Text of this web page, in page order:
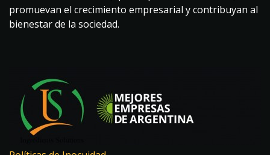
promuevan el crecimiento empresarial y contribuyan al
bienestar de la sociedad.